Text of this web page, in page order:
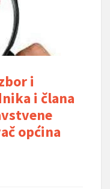
i
i člana
općina